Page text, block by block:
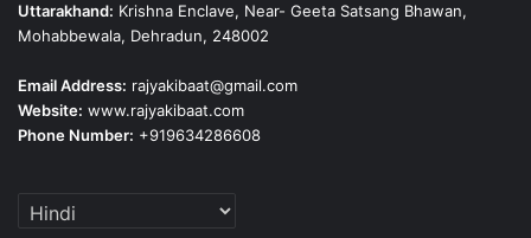
Uttarakhand: Krishna Enclave, Near- Geeta Satsang Bhawan,
Mohabbewala, Dehradun, 248002
Email Address: rajyakibaat@gmail.com
Website: www.rajyakibaat.com
Phone Number: +919634286608